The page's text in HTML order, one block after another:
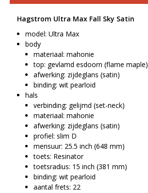
Hagstrom Ultra Max Fall Sky Satin
model: Ultra Max
body
materiaal: mahonie
top: gevlamd esdoorn (flame maple)
afwerking: zijdeglans (satin)
binding: wit pearloid
hals
verbinding: gelijmd (set-neck)
materiaal: mahonie
afwerking: zijdeglans (satin)
profiel: slim D
mensuur: 25.5 inch (648 mm)
toets: Resinator
toetsradius: 15 inch (381 mm)
binding: wit pearloid
aantal frets: 22